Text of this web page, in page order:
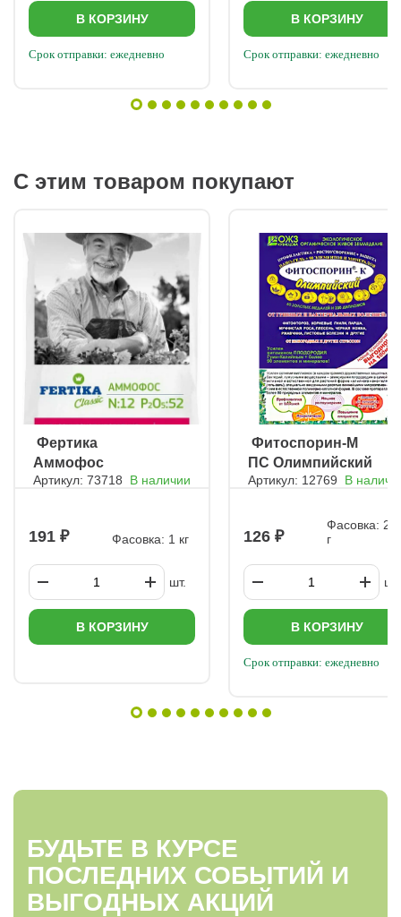
В КОРЗИНУ
Срок отправки: ежедневно
В КОРЗИНУ
Срок отправки: ежедневно
С этим товаром покупают
ㅤ Фертика
Аммофос
Артикул: 73718 В наличии
191 Фасовка: 1 кг
шт.
В КОРЗИНУ
ㅤ Фитоспорин-М
ПС Олимпийский
Артикул: 12769 В
126
Фасовка:
г
шт.
В КОРЗИНУ
Срок отправки: ежедневно
БУДЬТЕ В КУРСЕ
ПОСЛЕДНИХ СОБЫТИЙ И
ВЫГОДНЫХ АКЦИЙ